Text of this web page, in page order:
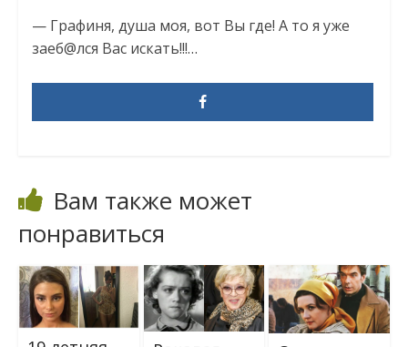
— Графиня, душа моя, вот Вы где! А то я уже
заеб@лся Вас искать!!!…
Вам также может
понравиться